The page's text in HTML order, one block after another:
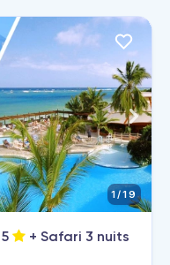
1/19
5 + Safari 3 nuits